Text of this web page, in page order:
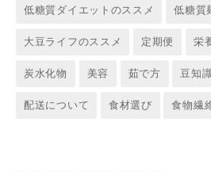
低糖質ダイエットのススメ 低糖質
大豆ライフのススメ 定期便 栄
炭水化物 美容 茹で方 豆知
配送について 食材選び 食物繊